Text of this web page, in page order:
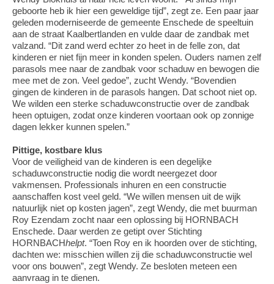
geboorte heb ik hier een geweldige tijd”, zegt ze. Een paar jaar
geleden moderniseerde de gemeente Enschede de speeltuin
aan de straat Kaalbertlanden en vulde daar de zandbak met
valzand. “Dit zand werd echter zo heet in de felle zon, dat
kinderen er niet fijn meer in konden spelen. Ouders namen zelf
parasols mee naar de zandbak voor schaduw en bewogen die
mee met de zon. Veel gedoe”, zucht Wendy. “Bovendien
gingen de kinderen in de parasols hangen. Dat schoot niet op.
We wilden een sterke schaduwconstructie over de zandbak
heen optuigen, zodat onze kinderen voortaan ook op zonnige
dagen lekker kunnen spelen.”
Pittige, kostbare klus
Voor de veiligheid van de kinderen is een degelijke
schaduwconstructie nodig die wordt neergezet door
vakmensen. Professionals inhuren en een constructie
aanschaffen kost veel geld. “We willen mensen uit de wijk
natuurlijk niet op kosten jagen”, zegt Wendy, die met buurman
Roy Ezendam zocht naar een oplossing bij HORNBACH
Enschede. Daar werden ze getipt over Stichting
HORNBACHhelpt. “Toen Roy en ik hoorden over de stichting,
dachten we: misschien willen zij die schaduwconstructie wel
voor ons bouwen”, zegt Wendy. Ze besloten meteen een
aanvraag in te dienen.